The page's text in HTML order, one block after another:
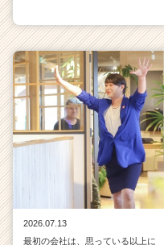
2026.07.13
最初の会社は、思っている以上に